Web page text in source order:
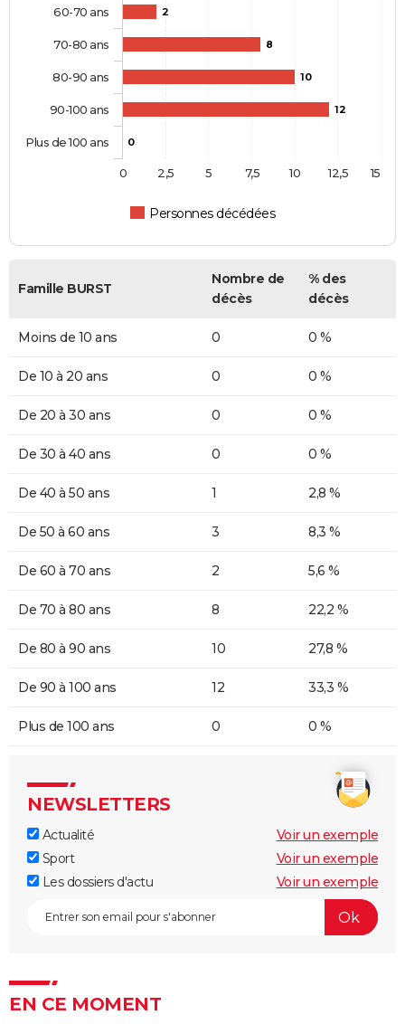
2
8
10
12
0
Personnes décédées
60-70 ans
70-80 ans
80-90 ans
90-100 ans
Plus de 100 ans
0 2,5 5 7,5 10 12,5 15
Famille BURST
Nombre de
décès
% des
décès
Moins de 10 ans 0 0 %
De 10 à 20 ans 0 0 %
De 20 à 30 ans 0 0 %
De 30 à 40 ans 0 0 %
De 40 à 50 ans 1 2,8 %
De 50 à 60 ans 3 8,3 %
De 60 à 70 ans 2 5,6 %
De 70 à 80 ans 8 22,2 %
De 80 à 90 ans 10 27,8 %
De 90 à 100 ans 12 33,3 %
Plus de 100 ans 0 0 %
NEWSLETTERS
Actualité
Voir un exemple
Sport
Voir un exemple
Les dossiers d'actu
Voir un exemple
EN CE MOMENT